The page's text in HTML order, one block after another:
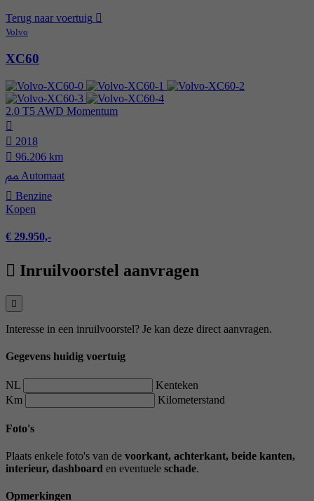
Terug naar voertuig
Volvo
XC60
2.0 T5 AWD Momentum
2018
96.206 km
Automaat
Benzine
Kopen
€ 29.950,-
Inruilvoorstel aanvragen
Interesse in een inruilvoorstel? Je kan deze direct aanvragen.
Gegevens huidig voertuig
NL
Kenteken
Km
Kilometerstand
Foto's
Plaats enkele foto's van de voorkant, achterkant, beide kanten,
interieur, dashboard en eventuele schade.
Opmerkingen